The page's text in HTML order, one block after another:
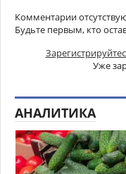
Комментарии
Будьте первым, кто
Уже
АНАЛИТИКА